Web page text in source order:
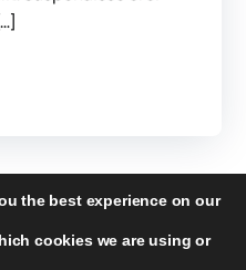
the best experience on our
cookies we are using or